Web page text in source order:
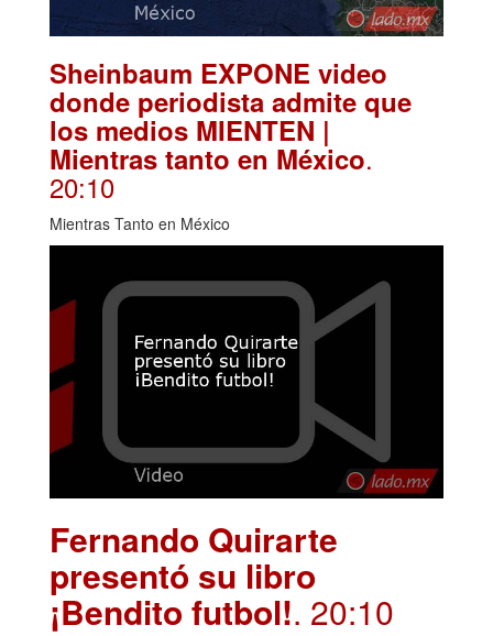
Sheinbaum EXPONE video
donde periodista admite que
los medios MIENTEN |
Mientras tanto en México.
20:10
Mientras Tanto en México
Fernando Quirarte
presentó su libro
¡Bendito futbol!. 20:10